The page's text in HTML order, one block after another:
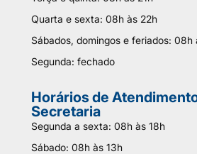
Quarta e sexta: 08h às 22h
Sábados, domingos e feriados: 08h
Segunda: fechado
Horários de
Secretaria
Segunda a sexta: 08h às 18h
Sábado: 08h às 13h